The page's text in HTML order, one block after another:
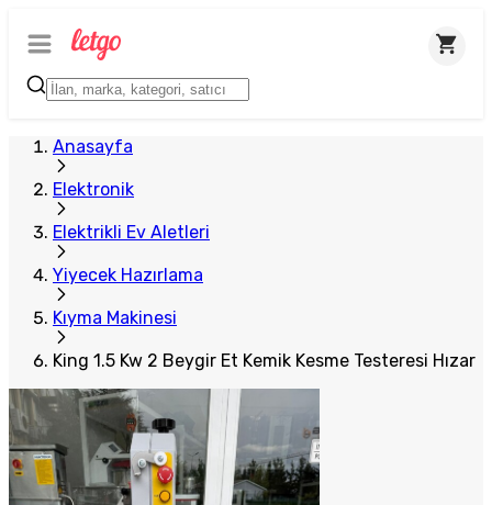
Anasayfa
Elektronik
Elektrikli Ev Aletleri
Yiyecek Hazırlama
Kıyma Makinesi
King 1.5 Kw 2 Beygir Et Kemik Kesme Testeresi Hızar
Plus Satıcı